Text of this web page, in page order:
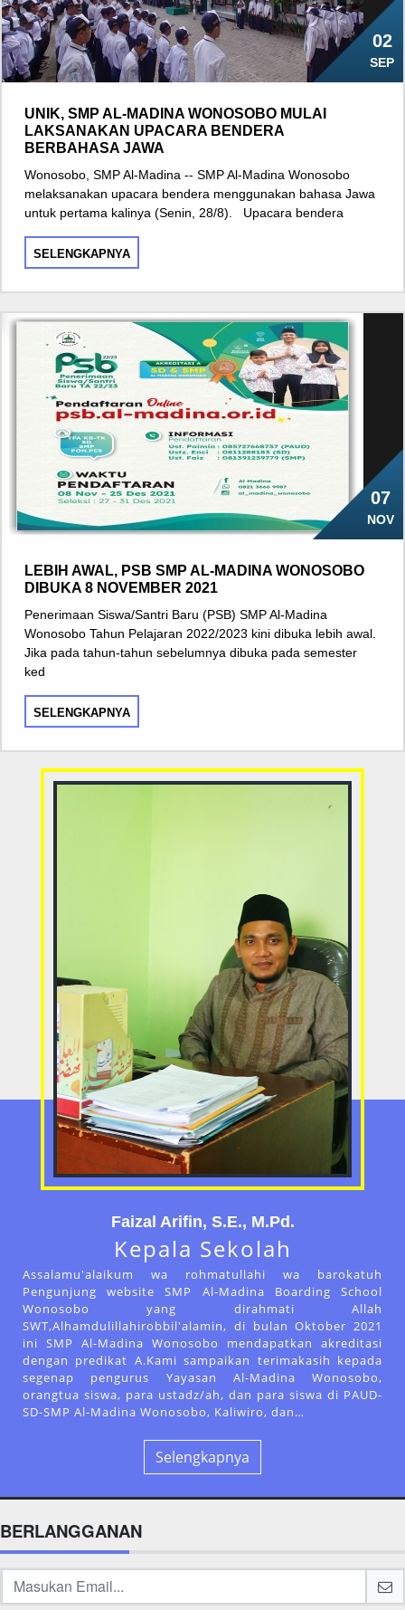
02
SEP
UNIK, SMP AL-MADINA WONOSOBO MULAI
LAKSANAKAN UPACARA BENDERA
BERBAHASA JAWA
Wonosobo, SMP Al-Madina -- SMP Al-Madina Wonosobo
melaksanakan upacara bendera menggunakan bahasa Jawa
untuk pertama kalinya (Senin, 28/8). Upacara bendera
SELENGKAPNYA
07
NOV
LEBIH AWAL, PSB SMP AL-MADINA WONOSOBO
DIBUKA 8 NOVEMBER 2021
Penerimaan Siswa/Santri Baru (PSB) SMP Al-Madina
Wonosobo Tahun Pelajaran 2022/2023 kini dibuka lebih awal.
Jika pada tahun-tahun sebelumnya dibuka pada semester
ked
SELENGKAPNYA
Faizal Arifin, S.E., M.Pd.
Kepala Sekolah
Assalamu'alaikum wa rohmatullahi wa barokatuh
Pengunjung website SMP Al-Madina Boarding School
Wonosobo yang dirahmati Allah
SWT,Alhamdulillahirobbil'alamin, di bulan Oktober 2021
ini SMP Al-Madina Wonosobo mendapatkan akreditasi
dengan predikat A.Kami sampaikan terimakasih kepada
segenap pengurus Yayasan Al-Madina Wonosobo,
orangtua siswa, para ustadz/ah, dan para siswa di PAUD-
SD-SMP Al-Madina Wonosobo, Kaliwiro, dan…
Selengkapnya
BERLANGGANAN